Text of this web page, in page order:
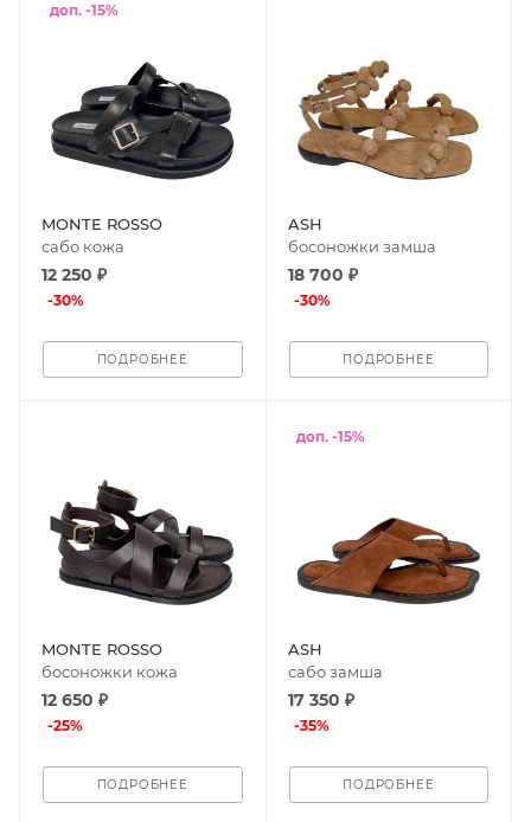
доп. -15%
MONTE ROSSO
сабо кожа
12 250 ₽
-30%
ПОДРОБНЕЕ
ASH
босоножки замша
18 700 ₽
-30%
ПОДРОБНЕЕ
MONTE ROSSO
босоножки кожа
12 650 ₽
-25%
ПОДРОБНЕЕ
доп. -15%
ASH
сабо замша
17 350 ₽
-35%
ПОДРОБНЕЕ